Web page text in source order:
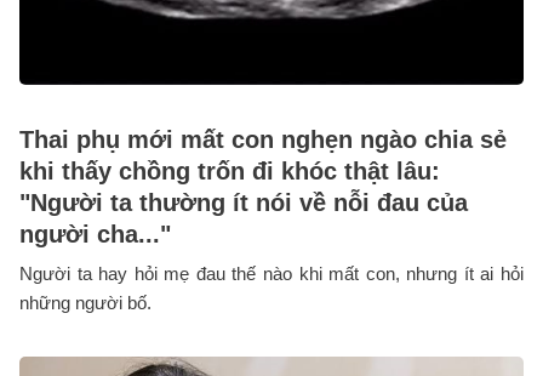
Thai phụ mới mất con nghẹn ngào chia sẻ
khi thấy chồng trốn đi khóc thật lâu:
"Người ta thường ít nói về nỗi đau của
người cha..."
Người ta hay hỏi mẹ đau thế nào khi mất con, nhưng ít ai hỏi
những người bố.